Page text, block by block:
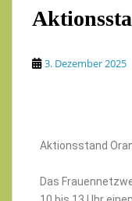
3. Dezember 2025
Aktionsstand
Das